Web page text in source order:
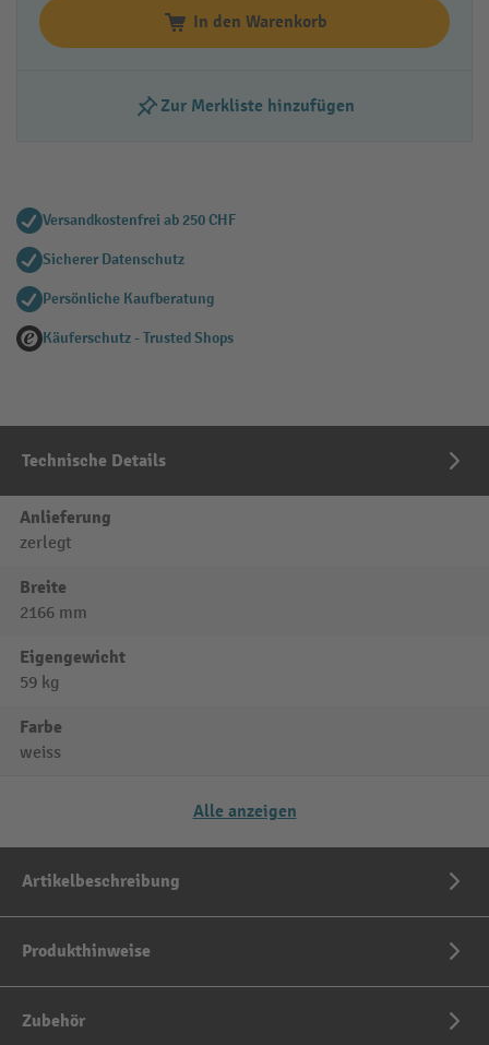
In den Warenkorb
Zur Merkliste hinzufügen
Versandkostenfrei ab 250 CHF
Sicherer Datenschutz
Persönliche Kaufberatung
Käuferschutz - Trusted Shops
Technische Details
Anlieferung
zerlegt
Breite
2166 mm
Eigengewicht
59 kg
Farbe
weiss
Alle anzeigen
Artikelbeschreibung
Produkthinweise
Zubehör